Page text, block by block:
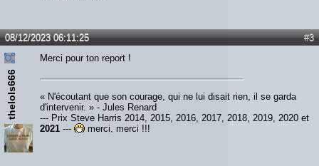
#3
08/12/2023 06:11:25
thelols666
Merci pour ton report !
« N'écoutant que son courage, qui ne lui disait rien, il se garda
d'intervenir. » - Jules Renard
--- Prix Steve Harris 2014, 2015, 2016, 2017, 2018, 2019, 2020 et
2021 --- merci, merci !!!